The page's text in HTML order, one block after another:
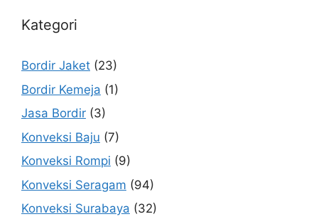
Kategori
Bordir Jaket (23)
Bordir Kemeja (1)
Jasa Bordir (3)
Konveksi Baju (7)
Konveksi Rompi (9)
Konveksi Seragam (94)
Konveksi Surabaya (32)